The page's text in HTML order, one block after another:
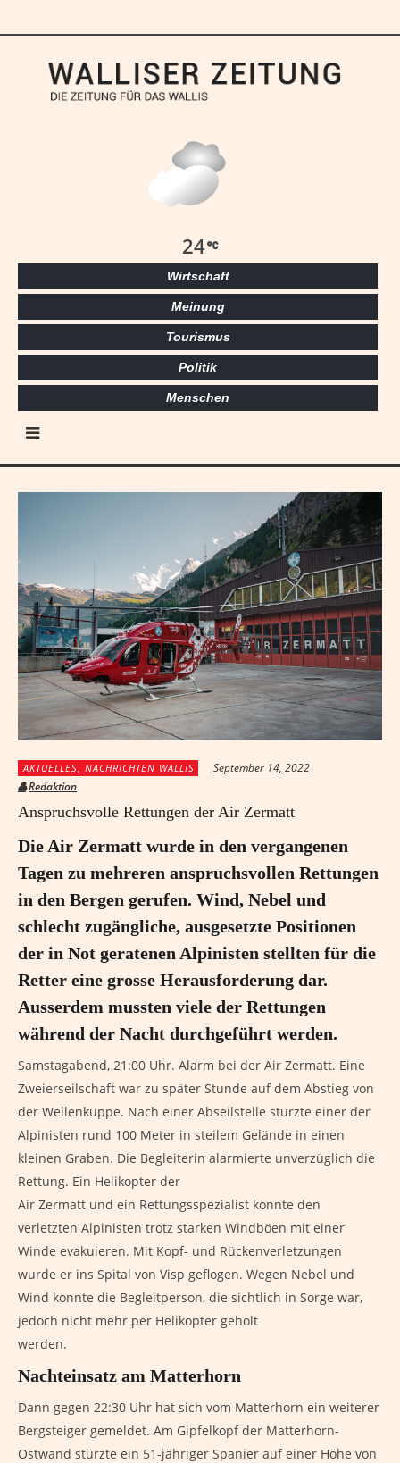
24
Wirtschaft
Meinung
Tourismus
Politik
Menschen
AKTUELLES, NACHRICHTEN WALLIS
September 14, 2022
Redaktion
Anspruchsvolle Rettungen der Air Zermatt
Die Air Zermatt wurde in den vergangenen
Tagen zu mehreren anspruchsvollen Rettungen
in den Bergen gerufen. Wind, Nebel und
schlecht zugängliche, ausgesetzte Positionen
der in Not geratenen Alpinisten stellten für die
Retter eine grosse Herausforderung dar.
Ausserdem mussten viele der Rettungen
während der Nacht durchgeführt werden.
Samstagabend, 21:00 Uhr. Alarm bei der Air Zermatt. Eine
Zweierseilschaft war zu später Stunde auf dem Abstieg von
der Wellenkuppe. Nach einer Abseilstelle stürzte einer der
Alpinisten rund 100 Meter in steilem Gelände in einen
kleinen Graben. Die Begleiterin alarmierte unverzüglich die
Rettung. Ein Helikopter der
Air Zermatt und ein Rettungsspezialist konnte den
verletzten Alpinisten trotz starken Windböen mit einer
Winde evakuieren. Mit Kopf- und Rückenverletzungen
wurde er ins Spital von Visp geflogen. Wegen Nebel und
Wind konnte die Begleitperson, die sichtlich in Sorge war,
jedoch nicht mehr per Helikopter geholt
werden.
Nachteinsatz am Matterhorn
Dann gegen 22:30 Uhr hat sich vom Matterhorn ein weiterer
Bergsteiger gemeldet. Am Gipfelkopf der Matterhorn-
Ostwand stürzte ein 51-jähriger Spanier auf einer Höhe von